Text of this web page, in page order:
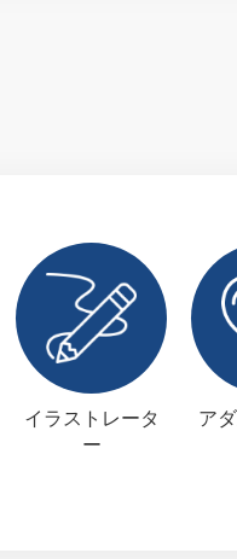
イラストレータ
ー
ア